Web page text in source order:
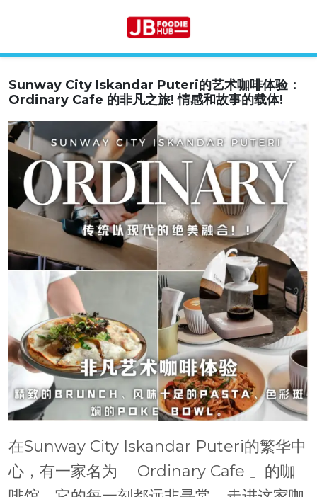
Skip
to
content
Sunway City Iskandar Puteri的艺术咖啡体验：
Ordinary Cafe 的非凡之旅! 情感和故事的载体!
在Sunway City Iskandar Puteri的繁华中
心，有一家名为「 Ordinary Cafe 」的咖